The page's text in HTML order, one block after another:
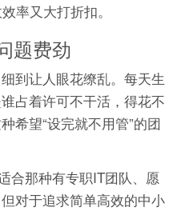
率又大打折扣。
题费劲
到让人眼花缭乱。每天生
占着许可不干活，得花不
希望“设完就不用管”的团
合那种有专职IT团队、愿
对于追求简单高效的中小